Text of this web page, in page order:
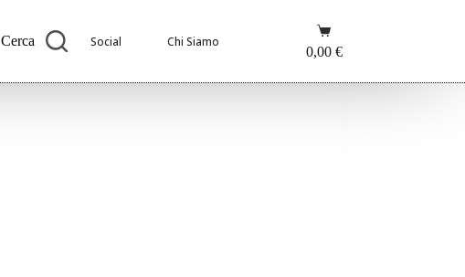
Cerca Social Chi Siamo
Carrello
0,00 €